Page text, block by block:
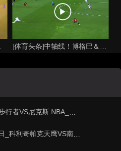
尼克斯 NBA_全场录像【
帕克天鹰VS南湾湖人 NBA-